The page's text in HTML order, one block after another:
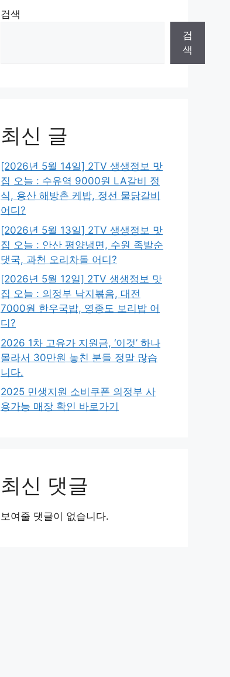
검색
검
색
최신 글
[2026년 5월 14일] 2TV 생생정보 맛
집 오늘 : 수유역 9000원 LA갈비 정
식, 용산 해방촌 케밥, 정선 물닭갈비
어디?
[2026년 5월 13일] 2TV 생생정보 맛
집 오늘 : 안산 평양냉면, 수원 족발순
댓국, 과천 오리차돌 어디?
[2026년 5월 12일] 2TV 생생정보 맛
집 오늘 : 의정부 낙지볶음, 대전
7000원 한우국밥, 영종도 보리밥 어
디?
2026 1차 고유가 지원금, ‘이것’ 하나
몰라서 30만원 놓친 분들 정말 많습
니다.
2025 민생지원 소비쿠폰 의정부 사
용가능 매장 확인 바로가기
최신 댓글
보여줄 댓글이 없습니다.